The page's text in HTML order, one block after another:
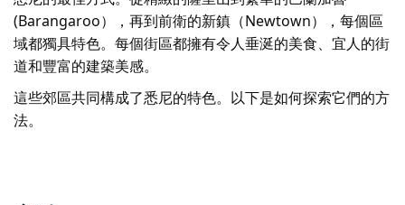
(Barangaroo），再到前衛的新鎮（Newtown），每個區
域都獨具特色。每個街區都擁有令人垂涎的美食、宜人的街
道和豐富的建築美感。
這些郊區共同構成了悉尼的特色。以下是如何探索它們的方
法。